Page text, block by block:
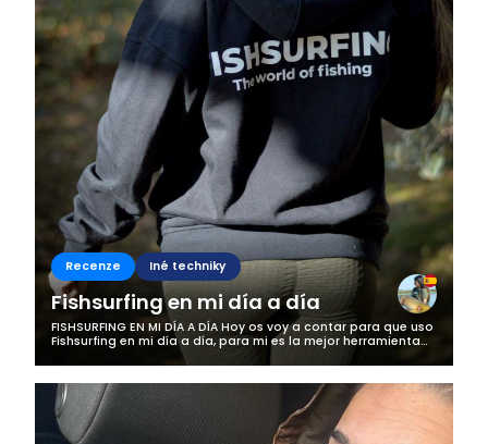
Recenze Iné techniky
Fishsurfing en mi día a día
FISHSURFING EN MI DÍA A DÍA Hoy os voy a contar para que uso
Fishsurfing en mi día a día, para mi es la mejor herramienta
que tengo para la pesca, me gusta que es una apliacación
de pescadores...